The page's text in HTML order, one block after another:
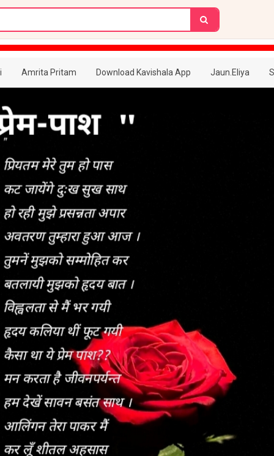
Amrita Pritam Download Kavishala App Jaun.Eliya